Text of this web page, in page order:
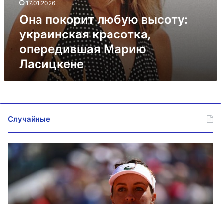
17.01.2026
Она покорит любую высоту:
украинская красотка,
опередившая Марию
Ласицкене
Случайные
Павлюченкова
выбывает
турнира
в
Абу-
в